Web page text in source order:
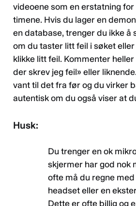
videoene som en erstatning for
timene. Hvis du lager en
en database, trenger du ikke å
om du taster litt feil i søket
klikke litt feil. Kommenter heller
der skrev jeg feil» eller
vant til det fra før og du virker
autentisk om du også viser at
Husk:
Du trenger en ok
skjermer har god nok
ofte må du regne
headset eller en
Dette er ofte billig og